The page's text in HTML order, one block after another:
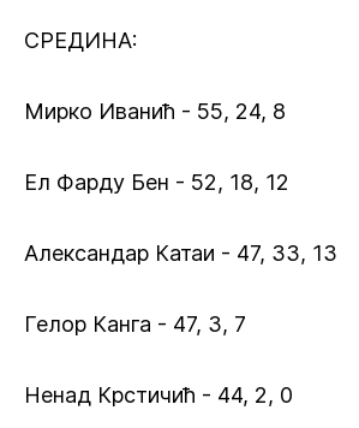
СРЕДИНА:
Мирко Иванић - 55, 24, 8
Ел Фарду Бен - 52, 18, 12
Александар Катаи - 47, 33, 13
Гелор Канга - 47, 3, 7
Ненад Крстичић - 44, 2, 0